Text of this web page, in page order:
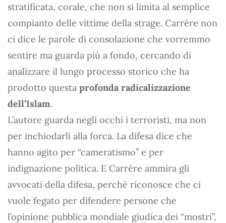
stratificata, corale, che non si limita al semplice
compianto delle vittime della strage. Carrère non
ci dice le parole di consolazione che vorremmo
sentire ma guarda più a fondo, cercando di
analizzare il lungo processo storico che ha
prodotto questa profonda radicalizzazione
dell’Islam.
L’autore guarda negli occhi i terroristi, ma non
per inchiodarli alla forca. La difesa dice che
hanno agito per “cameratismo” e per
indignazione politica. E Carrère ammira gli
avvocati della difesa, perché riconosce che ci
vuole fegato per difendere persone che
l’opinione pubblica mondiale giudica dei “mostri”,